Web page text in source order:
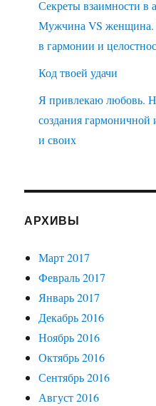
Секреты взаимности в
Мужчина VS
в гармонии и
Код твоей удачи
Я привлекаю любовь.
создания гармоничной
и своих
АРХИВЫ
Март 2017
Февраль 2017
Январь 2017
Декабрь 2016
Ноябрь 2016
Октябрь 2016
Сентябрь 2016
Август 2016